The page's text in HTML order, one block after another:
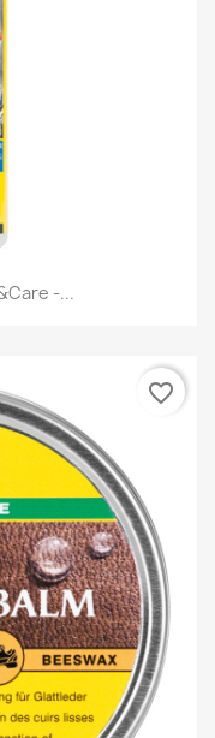
-...
favorite_border